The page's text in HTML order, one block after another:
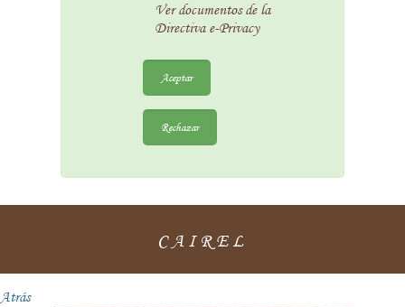
Ver documentos de la
Directiva e-Privacy
Aceptar
Rechazar
CAIREL
Atrás